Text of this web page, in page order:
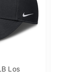
Los